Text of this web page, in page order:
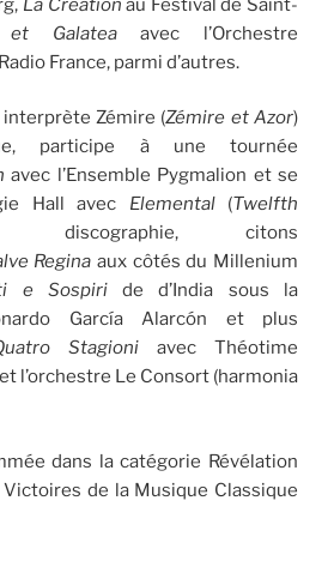
La Création au Festival de Saint-
Galateaavec l’Orchestre
France, parmi d’autres.
Zémire (Zémire et Azor)
participe à une tournée
avec l’Ensemble Pygmalion et se
Hall avec Elemental(Twelfth
citons
Regina aux côtés du Millenium
e Sospiride d’India sous la
García Alarcón et plus
Stagioni avec Théotime
l’orchestre Le Consort (harmonia
dans la catégorie Révélation
de la Musique Classique